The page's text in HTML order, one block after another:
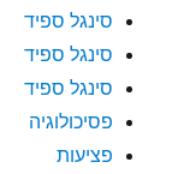
סינגל ספיד
סינגל ספיד
סינגל ספיד
פסיכולוגיה
פציעות